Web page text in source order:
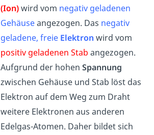
(Ion)wird vom negativ geladenen
Gehäuseangezogen. Das negativ
geladene, freie Elektron wird vom
positiv geladenen Stab angezogen.
Aufgrund der hohen Spannung
zwischen Gehäuse und Stab löst das
Elektron auf dem Weg zum Draht
weitere Elektronen aus anderen
Edelgas-Atomen. Daher bildet sich